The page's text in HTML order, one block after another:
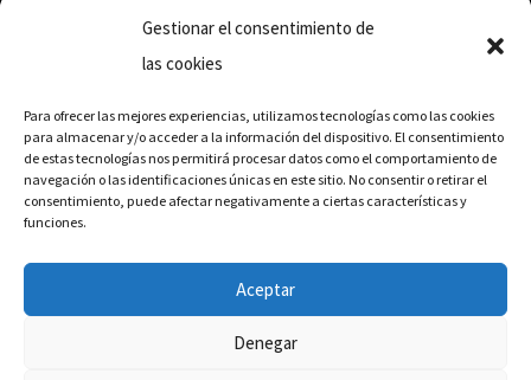
Gestionar el consentimiento de
las cookies
Para ofrecer las mejores experiencias, utilizamos tecnologías como las cookies
para almacenar y/o acceder a la información del dispositivo. El consentimiento
de estas tecnologías nos permitirá procesar datos como el comportamiento de
navegación o las identificaciones únicas en este sitio. No consentir o retirar el
consentimiento, puede afectar negativamente a ciertas características y
funciones.
Aceptar
Denegar
+52 811.499.5638
RED DE DISTRIBUCIÓN